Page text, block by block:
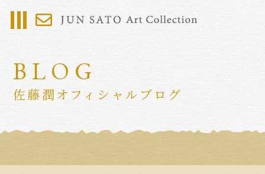
BLOG
佐藤潤オフィシャルブログ